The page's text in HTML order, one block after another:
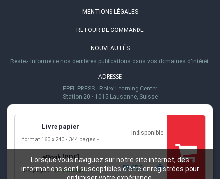
Lorsque vous naviguez sur notre site internet, des
informations sont susceptibles d'être enregistrées pour
Livre papier
format 160 x 240 344 pages
Indisponible
eBook [PDF]
344 pages Téléchargement
59,65 €
MENTIONS LÉGALES
RETOUR DE COMMANDE
NOUVEAUTÉS
Restez informé de nos dernières publications dans vos domaines d'intérêt.
ADRESSE
EPFL PRESS · Rolex Learning Center
Station 20 · 1015 Lausanne, Suisse
HEURES D'OUVERTURE
Lu-Ve 8h00 - 17h00